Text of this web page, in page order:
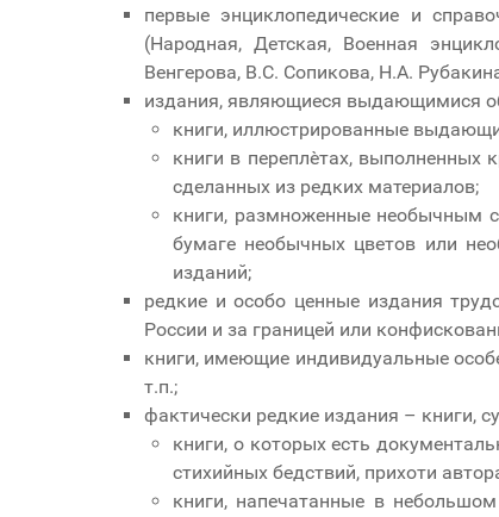
первые энциклопедические и
(Народная, Детская, Военная
Венгерова, В.С. Сопикова, Н.А.
издания, являющиеся выдающимися
книги, иллюстрированные
книги в переплѐтах, выполненных
сделанных из редких материалов;
книги, размноженные необычным
бумаге необычных цветов или
изданий;
редкие и особо ценные издания
России и за границей или
книги, имеющие индивидуальные
т.п.;
фактически редкие издания – книги,
книги, о которых есть
стихийных бедствий, прихоти
книги, напечатанные в